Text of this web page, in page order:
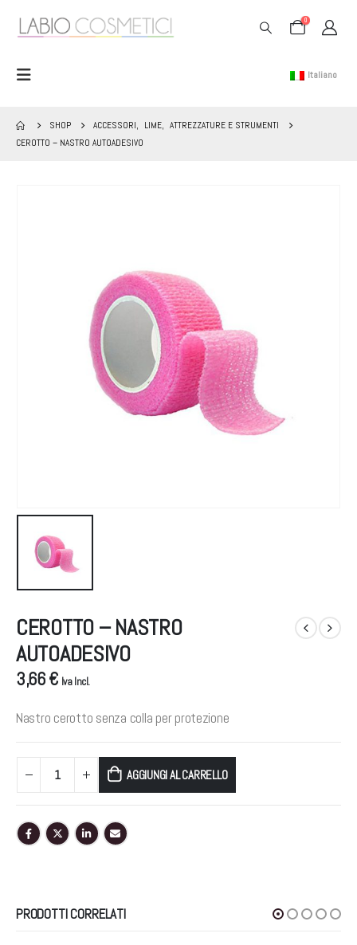
0
Italiano
SHOP ACCESSORI LIME
ATTREZZATURE E STRUMENTI
CEROTTO – NASTRO AUTOADESIVO
CEROTTO – NASTRO
AUTOADESIVO
3,66 € Iva Incl.
Nastro cerotto senza colla per protezione
AGGIUNGI AL CARRELLO
PRODOTTI CORRELATI